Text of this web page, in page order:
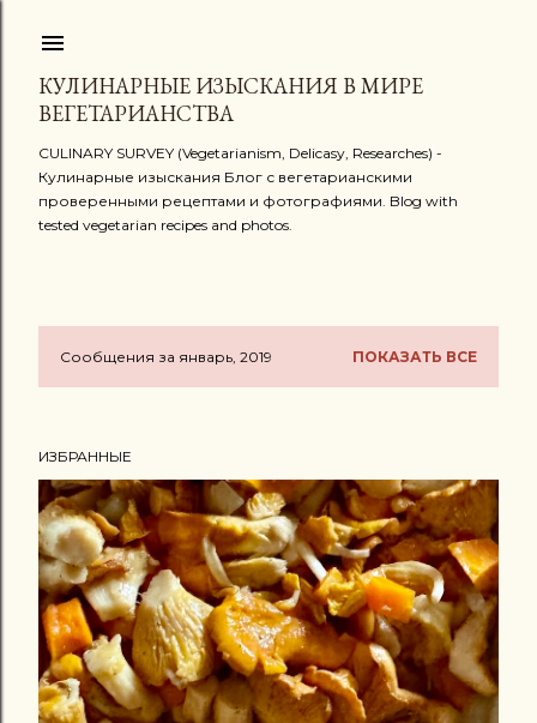
КУЛИНАРНЫЕ ИЗЫСКАНИЯ В МИРЕ
ВЕГЕТАРИАНСТВА
CULINARY SURVEY (Vegetarianism, Delicasy, Researches) -
Кулинарные изыскания Блог с вегетарианскими
проверенными рецептами и фотографиями. Blog with
tested vegetarian recipes and photos.
С
о
б
щ
е
н
и
Сообщения за январь, 2019 ПОКАЗАТЬ ВСЕ
ИЗБРАННЫЕ